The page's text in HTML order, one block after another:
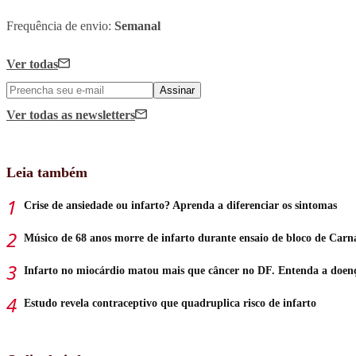
Frequência de envio: Semanal
Ver todas
Assinar
Ver todas as newsletters
Leia também
Crise de ansiedade ou infarto? Aprenda a diferenciar os sintomas
Músico de 68 anos morre de infarto durante ensaio de bloco de
Infarto no miocárdio matou mais que câncer no DF. Entenda a
Estudo revela contraceptivo que quadruplica risco de infarto